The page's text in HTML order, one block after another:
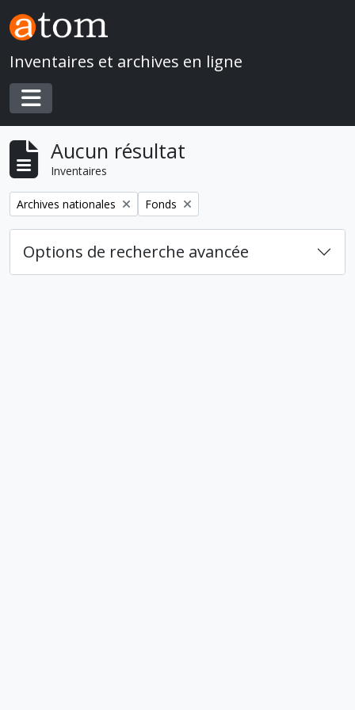
Skip to main content
Inventaires et archives en ligne
Toggle navigation
Aucun résultat
Inventaires
Remove filter:
Archives nationales Remove filter:
Fonds
Options de recherche avancée